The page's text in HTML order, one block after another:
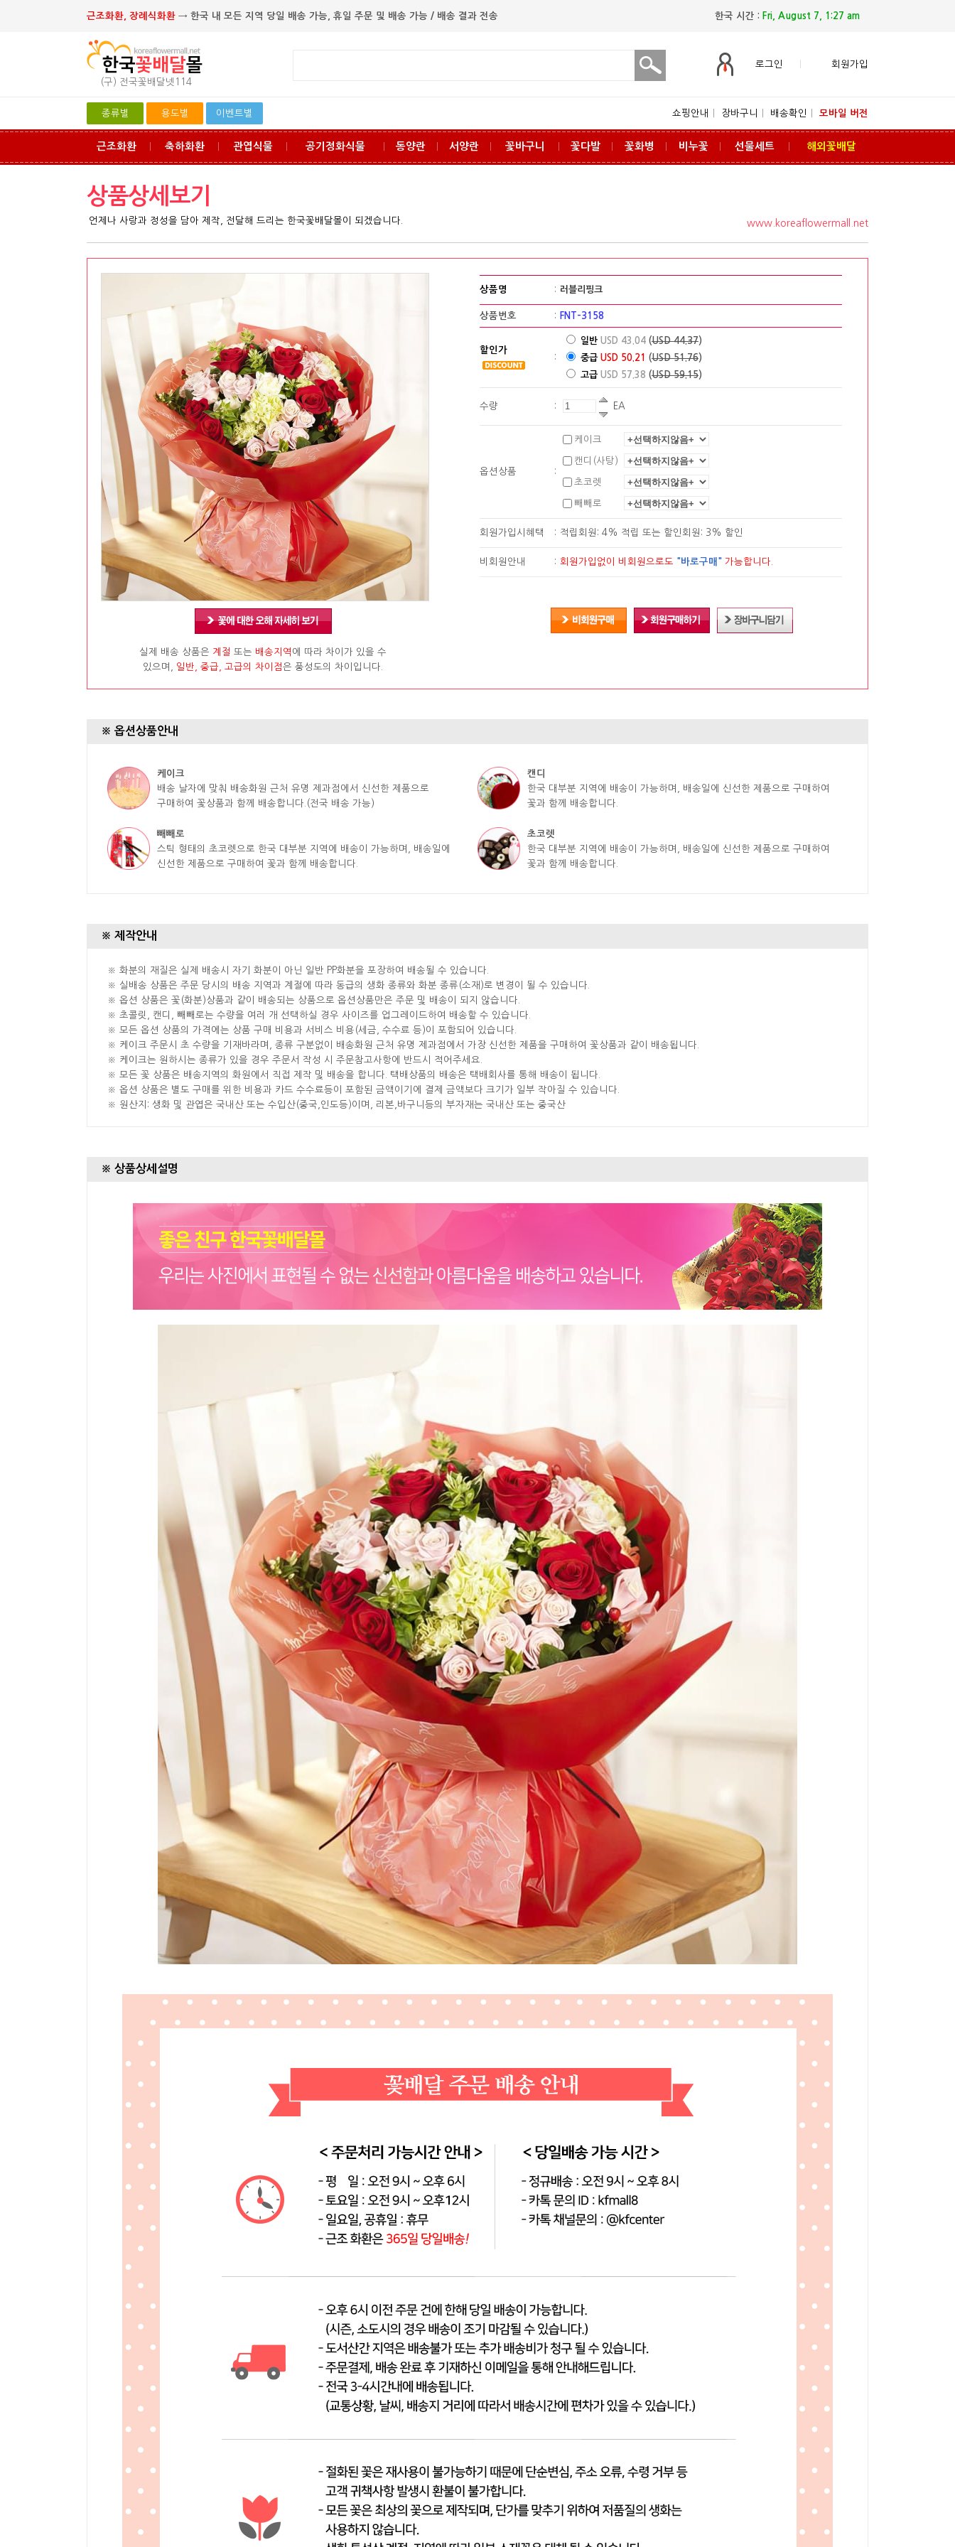
근조화환, 장례식화환 → 한국 내 모든 지역 당일 배송 가능, 휴일 주문 및 배송 가능 / 배송 결과 전송 한국 시간 : Fri, August 7, 1:27 am
(구) 전국꽃배달넷114
로그인 회원가입
종류별 용도별 이벤트별 쇼핑안내 장바구니 배송확인 모바일 버전
근조화환 축하화환 관엽식물 공기정화식물 동양란 서양란 꽃바구니 꽃다발 꽃화병 비누꽃 선물세트 해외꽃배달
상품상세보기
언제나 사랑과 정성을 담아 제작, 전달해 드리는 한국꽃배달몰이 되겠습니다. www.koreaflowermall.net
상품명 : 러블리핑크
상품번호 : FNT-3158
할인가
:
일반 USD 43.04 (USD 44.37)
중급 USD 50.21 (USD 51.76)
고급 USD 57.38 (USD 59.15)
수량 : EA
옵션상품 :
케이크
캔디(사탕)
초코렛
빼빼로
회원가입시혜택 : 적립회원: 4% 적립 또는 할인회원: 3% 할인
비회원안내 : 회원가입없이 비회원으로도 "바로구매" 가능합니다.
실제 배송 상품은 계절 또는 배송지역 에 따라 차이가 있을 수
있으며, 일반, 중급, 고급의 차이점은 풍성도의 차이입니다.
※ 옵션상품안내
케이크
배송 날자에 맞춰 배송화원 근처 유명 제과점에서 신선한 제품으로
구매하여 꽃상품과 함께 배송합니다.(전국 배송 가능)
캔디
한국 대부분 지역에 배송이 가능하며, 배송일에 신선한 제품으로 구매하여
꽃과 함께 배송합니다.
빼빼로
스틱 형태의 초코렛으로 한국 대부분 지역에 배송이 가능하며, 배송일에
신선한 제품으로 구매하여 꽃과 함께 배송합니다.
초코렛
한국 대부분 지역에 배송이 가능하며, 배송일에 신선한 제품으로 구매하여
꽃과 함께 배송합니다.
※ 제작안내
※ 화분의 재질은 실제 배송시 자기 화분이 아닌 일반 PP화분을 포장하여 배송될 수 있습니다.
※ 실배송 상품은 주문 당시의 배송 지역과 계절에 따라 동급의 생화 종류와 화분 종류(소재)로 변경이 될 수 있습니다.
※ 옵션 상품은 꽃(화분)상품과 같이 배송되는 상품으로 옵션상품만은 주문 및 배송이 되지 않습니다.
※ 초콜릿, 캔디, 빼빼로는 수량을 여러 개 선택하실 경우 사이즈를 업그레이드하여 배송할 수 있습니다.
※ 모든 옵션 상품의 가격에는 상품 구매 비용과 서비스 비용(세금, 수수료 등)이 포함되어 있습니다.
※ 케이크 주문시 초 수량을 기재바라며, 종류 구분없이 배송화원 근처 유명 제과점에서 가장 신선한 제품을 구매하여 꽃상품과 같이 배송됩니다.
※ 케이크는 원하시는 종류가 있을 경우 주문서 작성 시 주문참고사항에 반드시 적어주세요.
※ 모든 꽃 상품은 배송지역의 화원에서 직접 제작 및 배송을 합니다. 택배상품의 배송은 택배회사를 통해 배송이 됩니다.
※ 옵션 상품은 별도 구매를 위한 비용과 카드 수수료등이 포함된 금액이기에 결제 금액보다 크기가 일부 작아질 수 있습니다.
※ 원산지: 생화 및 관엽은 국내산 또는 수입산(중국,인도등)이며, 리본,바구니등의 부자재는 국내산 또는 중국산
※ 상품상세설명